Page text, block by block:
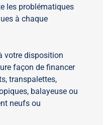
les problématiques
à chaque
votre disposition
façon de financer
transpalettes,
balayeuse ou
neufs ou